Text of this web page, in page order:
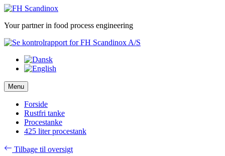
Skip
content
Your partner in food process engineering
Menu
Forside
Rustfri tanke
Procestanke
425 liter procestank
Tilbage til oversigt